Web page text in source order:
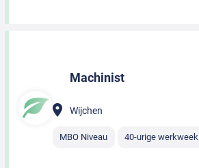
Machinist
Wijchen
MBO Niveau 40-urige werkweek